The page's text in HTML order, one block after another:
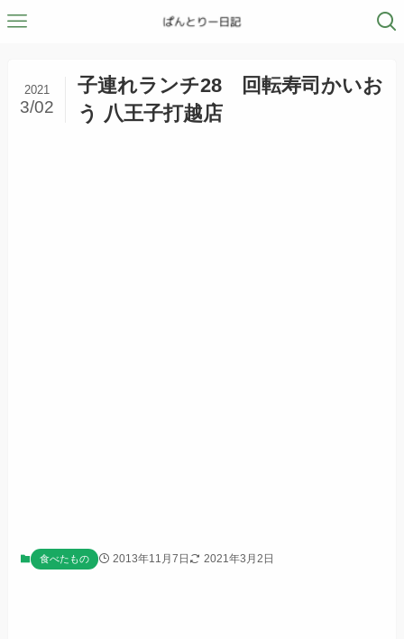
子連れランチ28 回転寿司かいお
う 八王子打越店
2021
3/02
食べたもの 2013年11月7日 2021年3月2日